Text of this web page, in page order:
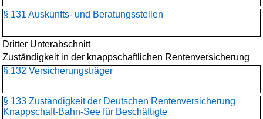
§ 131 Auskunfts- und Beratungsstellen
Dritter Unterabschnitt
Zuständigkeit in der knappschaftlichen Rentenversicherung
§ 132 Versicherungsträger
§ 133 Zuständigkeit der Deutschen Rentenversicherung
Knappschaft-Bahn-See für Beschäftigte